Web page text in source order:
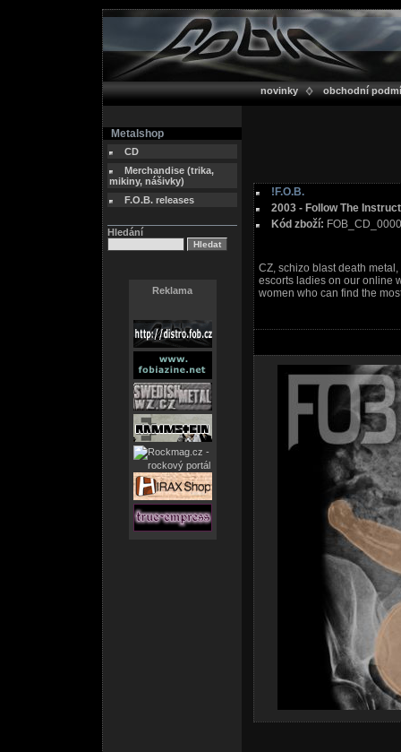
novinky obchodní
Metalshop
CD
Merchandise (trika,
mikiny, nášivky)
F.O.B. releases
Hledání
Reklama
!F.O.B.
2003 - Follow The
Kód zboží:
CZ, schizo blast death
escorts ladies on our online
women who can find the